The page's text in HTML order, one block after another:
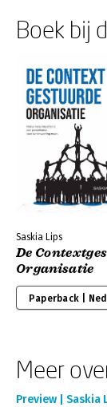
Boek bij
Saskia Lips
De
Organisatie
Paperback |
Meer
Preview | Saskia